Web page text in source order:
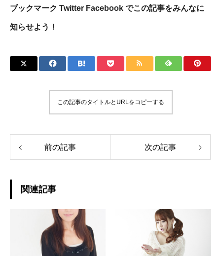
ブックマーク Twitter Facebook でこの記事をみんなに
知らせよう！
この記事のタイトルとURLをコピーする
前の記事 次の記事
関連記事